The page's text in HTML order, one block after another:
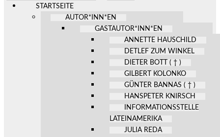
ein-/ausblenden
nach:
STARTSEITE
AUTOR*INN*EN
GASTAUTOR*INN*EN
ANNETTE HAUSCHILD
DETLEF ZUM WINKEL
DIETER BOTT ( † )
GILBERT KOLONKO
GÜNTER BANNAS ( † )
HANSPETER KNIRSCH
INFORMATIONSSTELLE
LATEINAMERIKA
JULIA REDA